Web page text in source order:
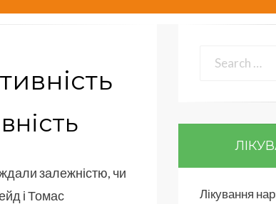
залежністю, чи
і Томас
Лікування